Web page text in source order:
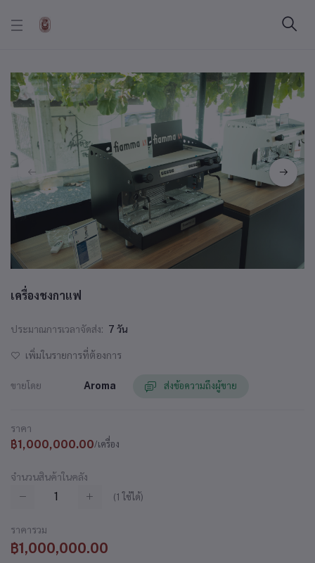
เครื่องชงกาแฟ
ประมาณการเวลาจัดส่ง: 7 วัน
เพิ่มในรายการที่ต้องการ
ขายโดย Aroma ส่งข้อความถึงผู้ขาย
ราคา
฿1,000,000.00/เครื่อง
จำนวนสินค้าในคลัง
(1 ใช้ได้)
ราคารวม
฿1,000,000.00